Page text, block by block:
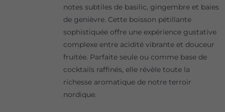
notes subtiles de basilic, gingembre et baies
de genièvre. Cette boisson pétillante
sophistiquée offre une expérience gustative
complexe entre acidité vibrante et douceur
fruitée. Parfaite seule ou comme base de
cocktails raffinés, elle révèle toute la
richesse aromatique de notre terroir
nordique.